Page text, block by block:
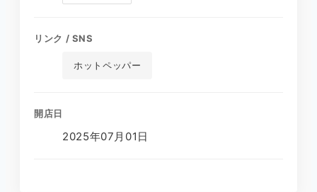
リンク / SNS
ホットペッパー
開店日
2025年07月01日